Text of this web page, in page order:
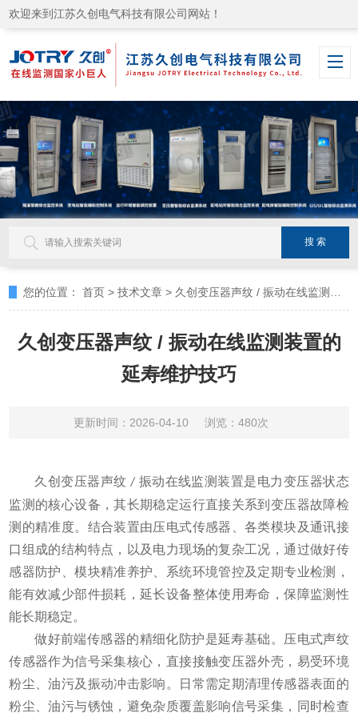
欢迎来到江苏久创电气科技有限公司网站！
您的位置： 首页 >技术文章 > 久创变压器声纹 / 振动在线监测装置的延寿维护技巧
久创变压器声纹 / 振动在线监测装置的
延寿维护技巧
更新时间：2026-04-10 浏览：480次
久创变压器声纹 / 振动在线监测装置是电力变压器状态
监测的核心设备，其长期稳定运行直接关系到变压器故障检
测的精准度。结合装置由压电式传感器、各类模块及通讯接
口组成的结构特点，以及电力现场的复杂工况，通过做好传
感器防护、模块精准养护、系统环境管控及定期专业检测，
能有效减少部件损耗，延长设备整体使用寿命，保障监测性
能长期稳定。
做好前端传感器的精细化防护是延寿基础。压电式声纹
传感器作为信号采集核心，直接接触变压器外壳，易受环境
粉尘、油污及振动冲击影响。日常需定期清理传感器表面的
粉尘、油污与锈蚀，避免杂质覆盖影响信号采集，同时检查